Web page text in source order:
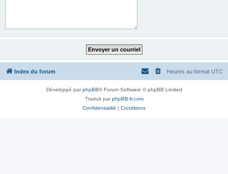
Index du forum Heures au format UTC
Développé parphpBB® Forum Software © phpBB Limited
Traduit parphpBB-fr.com
Confidentialité | Conditions